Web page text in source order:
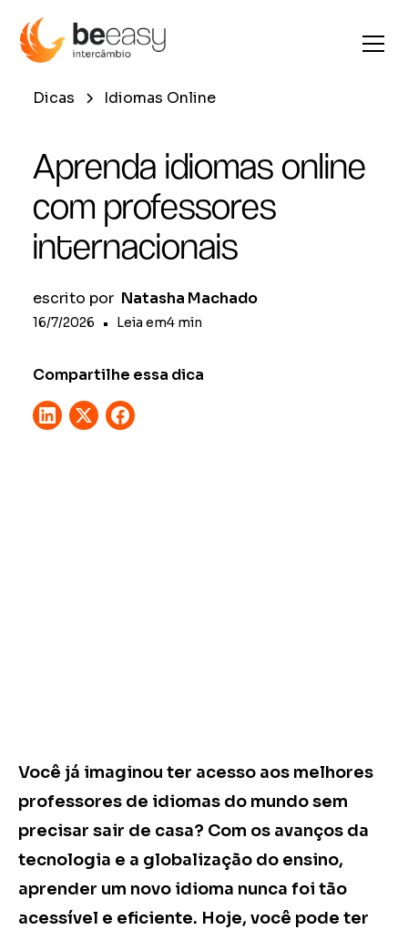
Dicas Idiomas Online
Aprenda idiomas online
com professores
internacionais
escrito por Natasha Machado
16/7/2026 • Leia em4 min
Compartilhe essa dica
Você já imaginou ter acesso aos melhores
professores de idiomas do mundo sem
precisar sair de casa? Com os avanços da
tecnologia e a globalização do ensino,
aprender um novo idioma nunca foi tão
acessível e eficiente. Hoje, você pode ter